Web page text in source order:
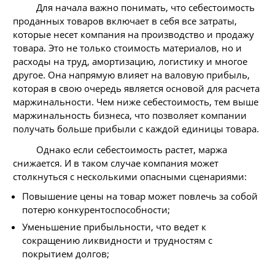
Для начала важно понимать, что себестоимость
проданных товаров включает в себя все затраты,
которые несет компания на производство и продажу
товара. Это не только стоимость материалов, но и
расходы на труд, амортизацию, логистику и многое
другое. Она напрямую влияет на валовую прибыль,
которая в свою очередь является основой для расчета
маржинальности. Чем ниже себестоимость, тем выше
маржинальность бизнеса, что позволяет компании
получать больше прибыли с каждой единицы товара.
Однако если себестоимость растет, маржа
снижается. И в таком случае компания может
столкнуться с несколькими опасными сценариями:
Повышение цены на товар может повлечь за собой
потерю конкурентоспособности;
Уменьшение прибыльности, что ведет к
сокращению ликвидности и трудностям с
покрытием долгов;